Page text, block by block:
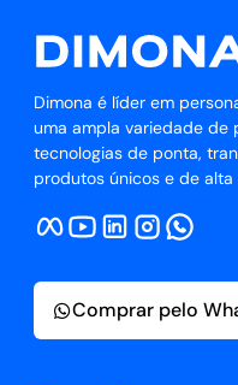
Dimona é líder em
uma ampla variedade de
tecnologias de ponta,
produtos únicos e de alta
Comprar pelo